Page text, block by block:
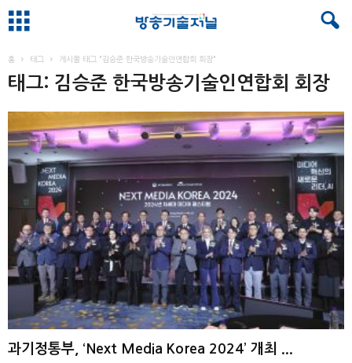
홈 태그 게시물 태그 "김승준 한국방송기술인연합회 회장"
태그: 김승준 한국방송기술인연합회 회장
과기정통부, ‘Next Media Korea 2024’ 개최 ...